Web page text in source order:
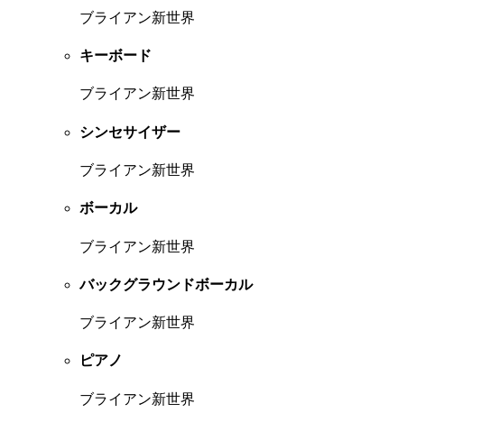
ブライアン新世界
キーボード
ブライアン新世界
シンセサイザー
ブライアン新世界
ボーカル
ブライアン新世界
バックグラウンドボーカル
ブライアン新世界
ピアノ
ブライアン新世界